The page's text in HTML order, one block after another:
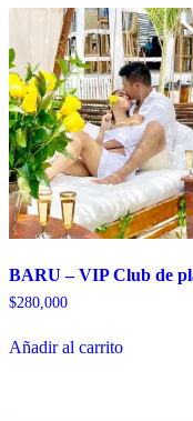
BARU – VIP Club de
$280,000
Añadir al carrito